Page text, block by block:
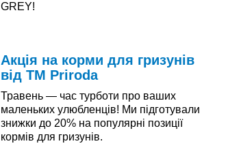
GREY!
Акція на корми для гризунів
від ТМ Priroda
Травень — час турботи про ваших
маленьких улюбленців! Ми підготували
знижки до 20% на популярні позиції
кормів для гризунів.